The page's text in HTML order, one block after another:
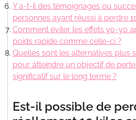
Y a-t-il des témoignages ou
personnes ayant réussi à perdre
Comment éviter les effets yo-yo
poids rapide comme celle-ci ?
Quelles sont les alternatives plus
pour atteindre un objectif de
significatif sur le long terme ?
Est-il possible de